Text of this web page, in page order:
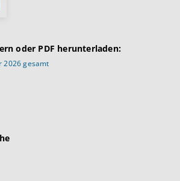
oder PDF herunterladen:
gesamt